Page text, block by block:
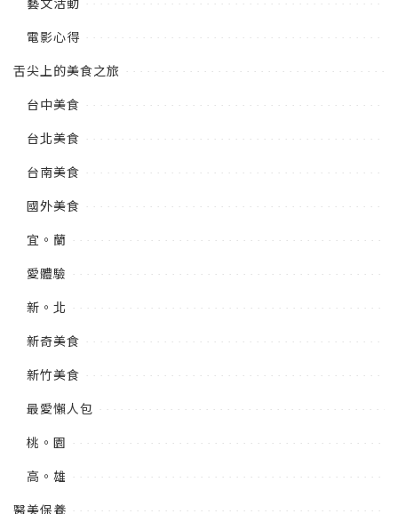
電影心得
舌尖上的美食之旅
台中美食
台北美食
台南美食
國外美食
宜。蘭
愛體驗
新。北
新奇美食
新竹美食
最愛懶人包
桃。園
高。雄
醫美保養